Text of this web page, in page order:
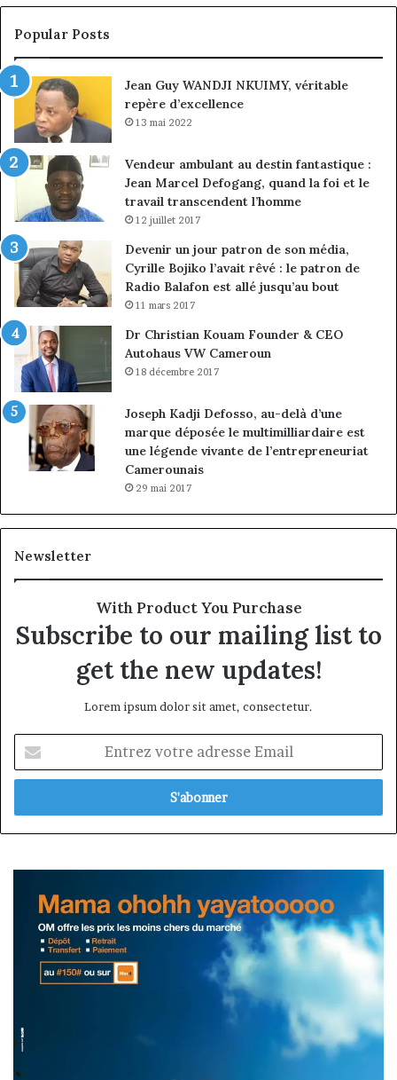
la
conquête
marché
des
entreprises
Popular Posts
Jean Guy WANDJI NKUIMY, véritable
repère d’excellence
13 mai 2022
Vendeur ambulant au destin fantastique :
Jean Marcel Defogang, quand la foi et le
travail transcendent l’homme
12 juillet 2017
Devenir un jour patron de son média,
Cyrille Bojiko l’avait rêvé : le patron de
Radio Balafon est allé jusqu’au bout
11 mars 2017
Dr Christian Kouam Founder & CEO
Autohaus VW Cameroun
18 décembre 2017
Joseph Kadji Defosso, au-delà d’une
marque déposée le multimilliardaire est
une légende vivante de l’entrepreneuriat
Camerounais
29 mai 2017
Newsletter
With Product You Purchase
Subscribe to our mailing list to
get the new updates!
Lorem ipsum dolor sit amet, consectetur.
votre
adresse